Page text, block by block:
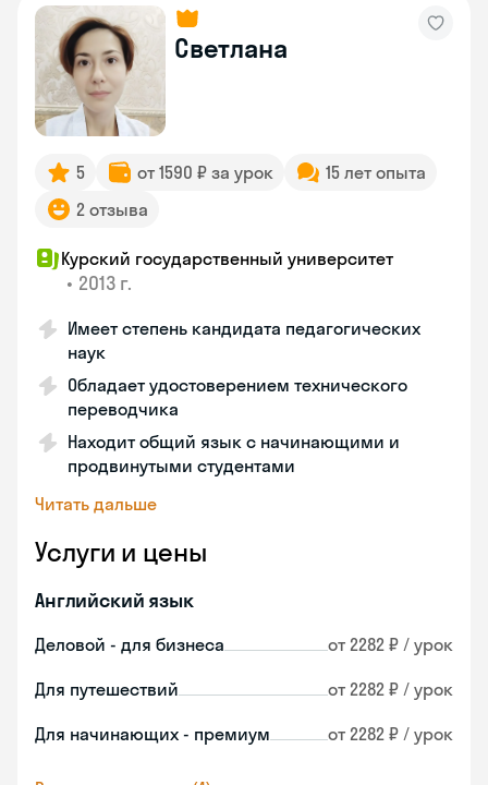
Светлана
5 от 1590 ₽ за урок
15 лет опыта
2 отзыва
Курский государственный университет
• 2013 г.
Имеет степень кандидата педагогических
наук
Обладает удостоверением технического
переводчика
Находит общий язык с начинающими и
продвинутыми студентами
Читать дальше
Услуги и цены
Английский язык
Деловой - для бизнеса от 2282 ₽ / урок
Для путешествий от 2282 ₽ / урок
Для начинающих - премиум от 2282 ₽ / урок